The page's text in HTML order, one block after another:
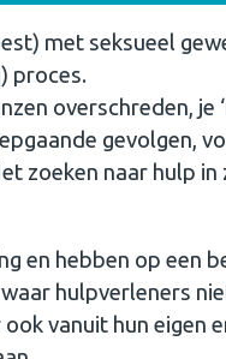
met seksueel
proces.
overschreden, je
gevolgen,
zoeken naar hulp in
en hebben op een
hulpverleners
vanuit hun eigen